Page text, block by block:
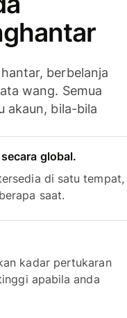
berbelanja
wang. Semua
akaun, bila-bila
global.
di satu tempat,
saat.
kadar pertukaran
apabila anda